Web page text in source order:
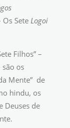
Sete Logoi
Filhos” –
são os
Mente” de
hindu, os
Deuses de